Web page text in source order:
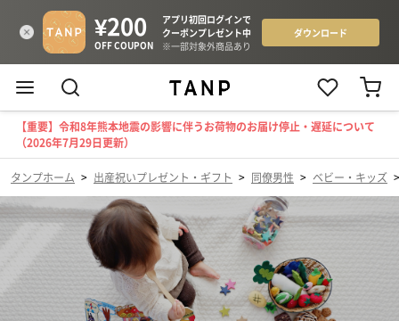
【重要】令和8年熊本地震の影響に伴うお荷物のお届け停止・遅延について
（2026年7月29日更新）
タンプホーム > 出産祝いプレゼント・ギフト > 同僚男性 > ベビー・キッズ